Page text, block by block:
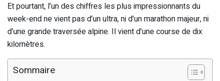
Et pourtant, l’un des chiffres les plus impressionnants du
week-end ne vient pas d’un ultra, ni d’un marathon majeur, ni
d’une grande traversée alpine. Il vient d’une course de dix
kilomètres.
Sommaire